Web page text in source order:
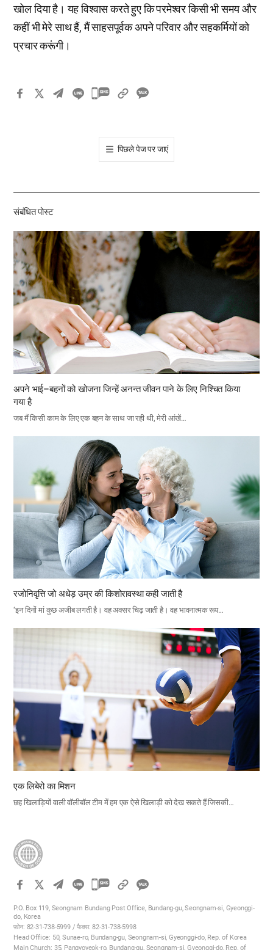
खोल दिया है। यह विश्वास करते हुए कि परमेश्वर किसी भी समय और
कहीं भी मेरे साथ हैं, मैं साहसपूर्वक अपने परिवार और सहकर्मियों को
प्रचार करूंगी।
카
톡
공
기
पिछले पेज पर जाएं
संबंधित पोस्ट
अपने भाई–बहनों को खोजना जिन्हें अनन्त जीवन पाने के लिए निश्चित किया
गया है
जब मैं किसी काम के लिए एक बहन के साथ जा रही थी, मेरी आंखें…
रजोनिवृत्ति जो अधेड़ उम्र की किशोरावस्था कही जाती है
‘इन दिनों मां कुछ अजीब लगती है। वह अक्सर चिढ़ जाती है। वह भावनात्मक रूप…
एक लिबेरो का मिशन
छह खिलाड़ियों वाली वॉलीबॉल टीम में हम एक ऐसे खिलाड़ी को देख सकते हैं जिसकी…
카
오
톡
공
P.O. Box 119, Seongnam Bundang Post Office, Bundang-gu, Seongnam-si, Gyeonggi-
do, Korea
फ़ोन: 82-31-738-5999 / फैक्स: 82-31-738-5998
Head Office: 50, Sunae-ro, Bundang-gu, Seongnam-si, Gyeonggi-do, Rep. of Korea
Main Church: 35, Pangyoyeok-ro, Bundang-gu, Seongnam-si, Gyeonggi-do, Rep. of